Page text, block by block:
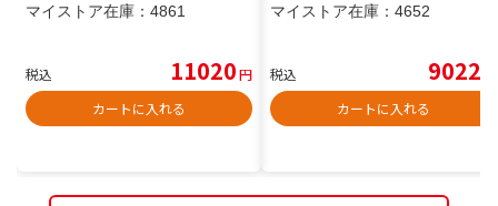
マイストア在庫： 4861
税込 11020円
カートに入れる
マイストア在庫： 4652
税込 9022
カートに入れる